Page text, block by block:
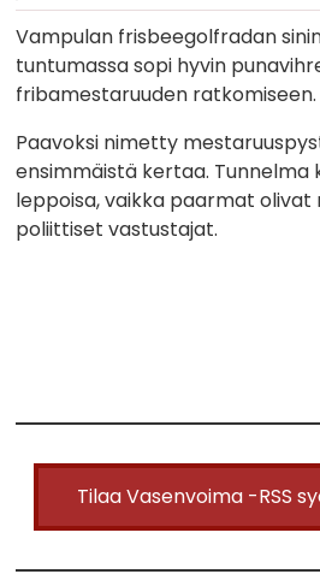
Vampulan frisbeegolfradan
tuntumassa sopi hyvin
fribamestaruuden ratkomiseen.
Paavoksi nimetty
ensimmäistä kertaa. Tunnelma
leppoisa, vaikka paarmat olivat
poliittiset vastustajat.
Tilaa Vasenvoima -RSS